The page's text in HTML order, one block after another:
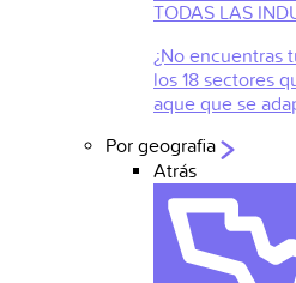
TODAS LAS
¿No encuentras
los 18 sectores
aque que se
Por geografia
Atrás